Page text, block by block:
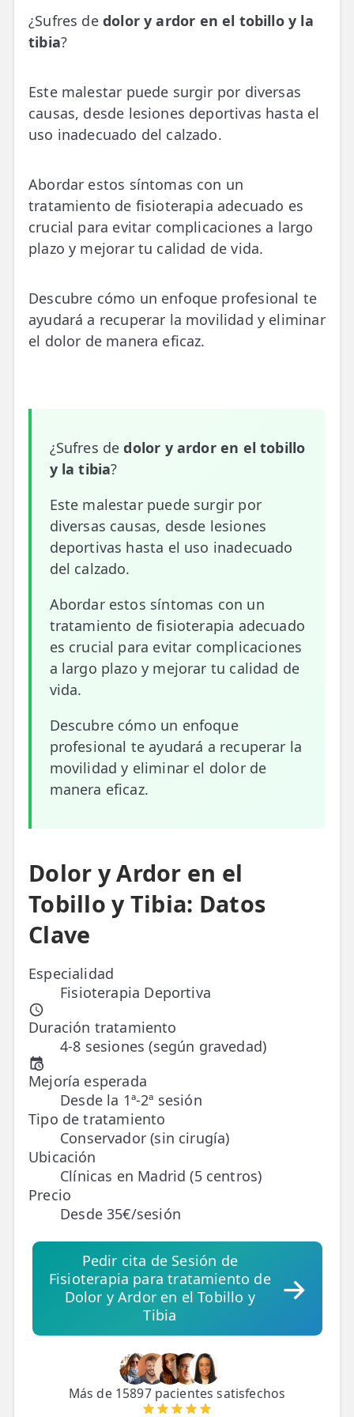
💆‍♀️ Tratamientos
😓 Síntomas
📰 Blog
🏢 Empresas
UBICACIONES
🔍 Buscador Clínicas
📍 Barrio del Pilar
📍 Barrio Salamanca
📍 Carabanchel - Usera
📍 Getafe
TIENDA
🛍️ Tienda Bonos
🛍️ Tienda Productos Fisioterapia
🎁 Tarjetas Regalo
🛒 Carrito
❤️ Ofertas
CONTACTO
☎️ 91 005 23 63
📧 Contacta
ESPECIALIDADES
🩻 Fisioterapia Traumatológica
😧 Fisioterapia ATM
🦴 Osteopatía
🫶 Suelo Pélvico
💆 Masajes Madrid
🏅 Fisioterapia Deportiva
🧍 Fisioterapia Vestibular
🫁 Fisioterapia Respiratoria
👶 Fisioterapia Pediátrica
TRATAMIENTOS
✅ Punción Seca
✅ Ondas de Choque
✅ EPTE - EPI
✨ Fisioestética
✨ Radiofrecuencia INDIBA
✨ Drenaje Linfático Manual
✨ Cicatrices y Estrías
¿Sufres de dolor y ardor en el tobillo y la
tibia?
Este malestar puede surgir por diversas
causas, desde lesiones deportivas hasta el
uso inadecuado del calzado.
Abordar estos síntomas con un
tratamiento de fisioterapia adecuado es
crucial para evitar complicaciones a largo
plazo y mejorar tu calidad de vida.
Descubre cómo un enfoque profesional te
ayudará a recuperar la movilidad y eliminar
el dolor de manera eficaz.
¿Sufres dedolor y ardor en el tobillo
y la tibia?
Este malestar puede surgir por
diversas causas, desde lesiones
deportivas hasta el uso inadecuado
del calzado.
Abordar estos síntomas con un
tratamiento de fisioterapia adecuado
es crucial para evitar complicaciones
a largo plazo y mejorar tu calidad de
vida.
Descubre cómo un enfoque
profesional te ayudará a recuperar la
movilidad y eliminar el dolor de
manera eficaz.
Dolor y Ardor en el
Tobillo y Tibia: Datos
Clave
Especialidad
Fisioterapia Deportiva
Duración tratamiento
4-8 sesiones (según gravedad)
Mejoría esperada
Desde la 1ª-2ª sesión
Tipo de tratamiento
Conservador (sin cirugía)
Ubicación
Clínicas en Madrid (5 centros)
Precio
Desde 35€/sesión
Pedir cita de Sesión de
Fisioterapia para tratamiento de
Dolor y Ardor en el Tobillo y
Tibia
Más de 15897 pacientes satisfechos